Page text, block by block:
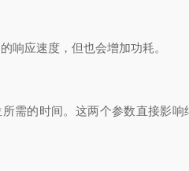
应速度，但也会增加功耗。
的时间。这两个参数直接影响